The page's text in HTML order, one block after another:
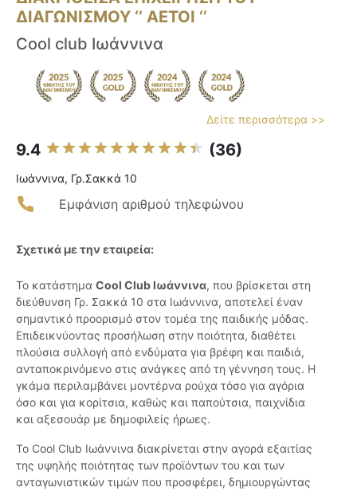
ΔΙΑΓΩΝΙΣΜΟΥ ‘’ ΑΕΤΟΙ ‘’
Cool club Ιωάννινα
Δείτε περισσότερα >>
9.4 (36)
Ιωάννινα, Γρ.Σακκά 10
Εμφάνιση αριθμού τηλεφώνου
Σχετικά με την εταιρεία:
Το κατάστημα Cool Club Ιωάννινα, που βρίσκεται στη
διεύθυνση Γρ. Σακκά 10 στα Ιωάννινα, αποτελεί έναν
σημαντικό προορισμό στον τομέα της παιδικής μόδας.
Επιδεικνύοντας προσήλωση στην ποιότητα, διαθέτει
πλούσια συλλογή από ενδύματα για βρέφη και παιδιά,
ανταποκρινόμενο στις ανάγκες από τη γέννηση τους. Η
γκάμα περιλαμβάνει μοντέρνα ρούχα τόσο για αγόρια
όσο και για κορίτσια, καθώς και παπούτσια, παιχνίδια
και αξεσουάρ με δημοφιλείς ήρωες.
Το Cool Club Ιωάννινα διακρίνεται στην αγορά εξαιτίας
της υψηλής ποιότητας των προϊόντων του και των
ανταγωνιστικών τιμών που προσφέρει, δημιουργώντας